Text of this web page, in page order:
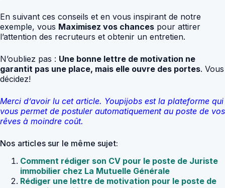
En suivant ces conseils et en vous inspirant de notre
exemple, vous Maximisez vos chances pour attirer
l’attention des recruteurs et obtenir un entretien.
N’oubliez pas : Une bonne lettre de motivation ne
garantit pas une place, mais elle ouvre des portes. Vous
décidez!
Merci d’avoir lu cet article. Youpijobs est la plateforme qui
vous permet de postuler automatiquement au poste de vos
rêves à moindre coût.
Nos articles sur le même sujet:
Comment rédiger son CV pour le poste de Juriste
immobilier chez La Mutuelle Générale
Rédiger une lettre de motivation pour le poste de